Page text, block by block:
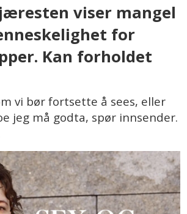
viser mangel
for
Kan forholdet
vi bør fortsette å sees, eller
jeg må godta, spør innsender.